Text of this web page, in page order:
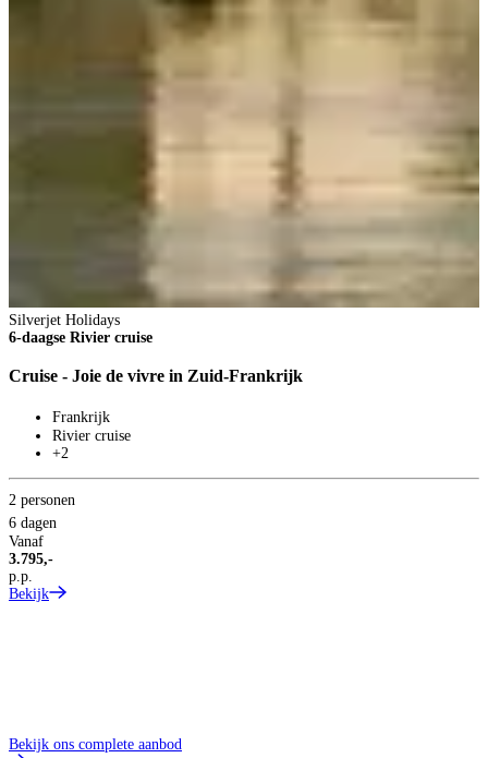
Silverjet Holidays
6-daagse Rivier cruise
Cruise - Joie de vivre in Zuid-Frankrijk
Frankrijk
Rivier cruise
+2
2 personen
6 dagen
Vanaf
3.795,-
p.p.
Bekijk
Bekijk ons complete aanbod